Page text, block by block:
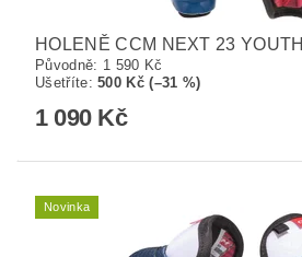
HOLENĚ CCM NEXT 23 YOUTH
Původně: 1 590 Kč
Ušetříte:500 Kč (–31 %)
1 090 Kč
Novinka